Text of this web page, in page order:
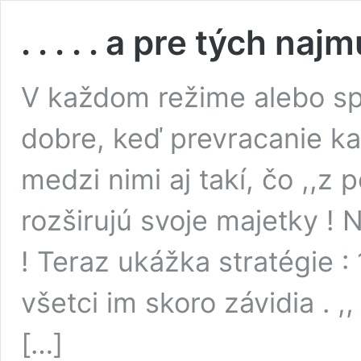
. . . . . a pre tých
V každom režime alebo
dobre, keď prevracanie
medzi nimi aj takí, čo ,,z
rozširujú svoje majetky !
! Teraz ukážka stratégie :
všetci im skoro závidia .
[…]